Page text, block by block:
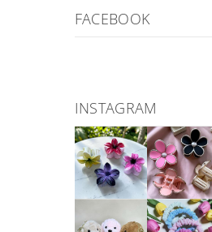
FACEBOOK
INSTAGRAM